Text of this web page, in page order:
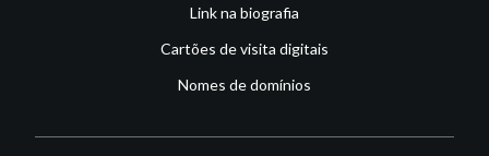
Link na biografia
Cartões de visita digitais
Nomes de domínios